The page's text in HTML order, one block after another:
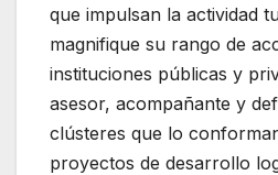
que impulsan la actividad
magnifique su rango de
instituciones públicas y
asesor, acompañante y
clústeres que lo
proyectos de desarrollo